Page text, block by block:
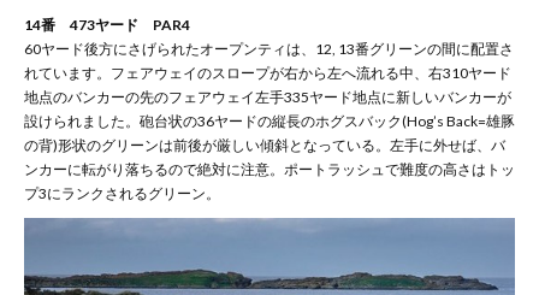
14番 473ヤード PAR4
60ヤード後方にさげられたオープンティは、12, 13番グリーンの間に配置さ
れています。フェアウェイのスロープが右から左へ流れる中、右310ヤード
地点のバンカーの先のフェアウェイ左手335ヤード地点に新しいバンカーが
設けられました。砲台状の36ヤードの縦長のホグスバック(Hog’s Back=雄豚
の背)形状のグリーンは前後が厳しい傾斜となっている。左手に外せば、バ
ンカーに転がり落ちるので絶対に注意。ポートラッシュで難度の高さはトッ
プ3にランクされるグリーン。